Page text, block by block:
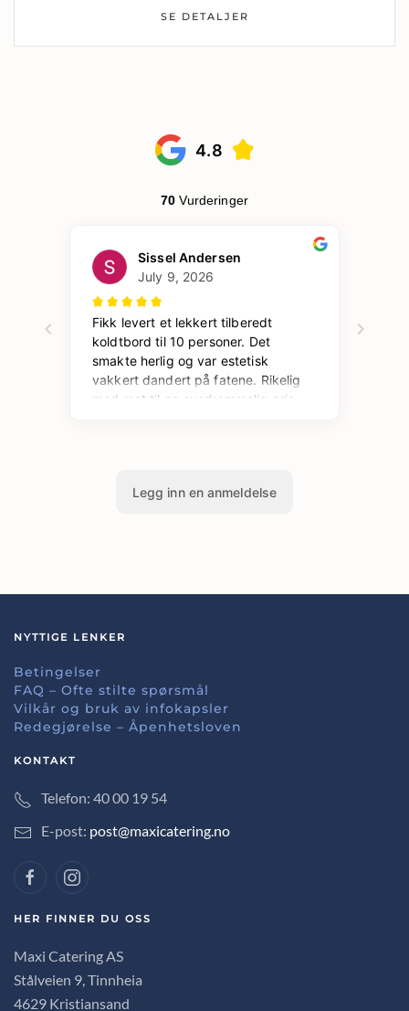
SE DETALJER
NYTTIGE LENKER
Betingelser
FAQ – Ofte stilte spørsmål
Vilkår og bruk av infokapsler
Redegjørelse – Åpenhetsloven
KONTAKT
Telefon: 40 00 19 54
E-post: post@maxicatering.no
HER FINNER DU OSS
Maxi Catering AS
Stålveien 9, Tinnheia
4629 Kristiansand